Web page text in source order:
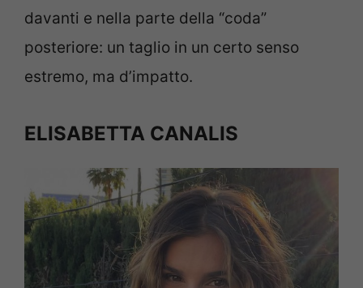
davanti e nella parte della “coda”
posteriore: un taglio in un certo senso
estremo, ma d’impatto.
ELISABETTA CANALIS